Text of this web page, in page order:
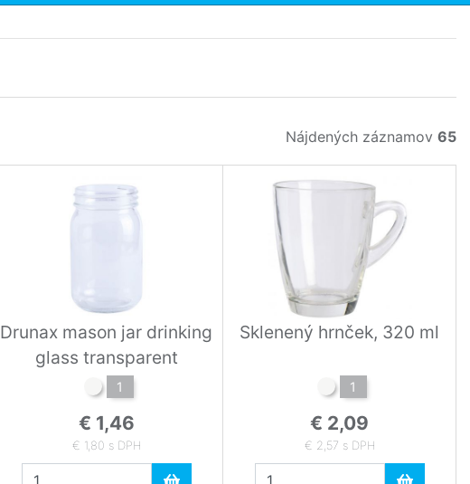
Nájdených záznamov 65
Drunax mason jar drinking
glass transparent
1
€ 1,46
€ 1,80 s DPH
Sklenený hrnček, 320 ml
1
€ 2,09
€ 2,57 s DPH